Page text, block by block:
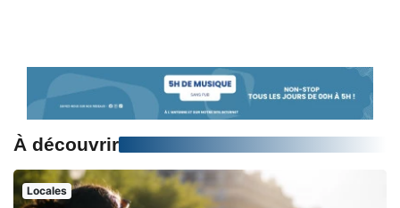
À découvrir
Locales